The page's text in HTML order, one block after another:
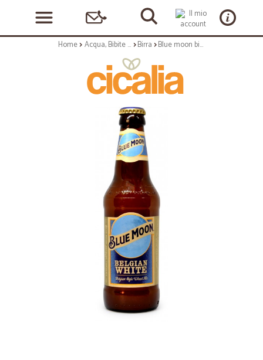
Home Acqua, Bibite e Alcolici Birra Blue moon birra belgian white cl.33